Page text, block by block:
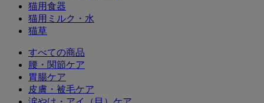
猫用食器
猫用ミルク・水
猫草
すべての商品
腰・関節ケア
胃腸ケア
皮膚・被毛ケア